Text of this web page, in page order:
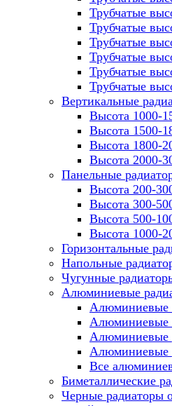
Трубчатые
Трубчатые
Трубчатые
Трубчатые
Трубчатые
Трубчатые
Вертикальные
Высота 1000-
Высота 1500-
Высота 1800-
Высота 2000-
Панельные
Высота 200-
Высота 300-
Высота 500-
Высота 1000-
Горизонтальные
Напольные
Чугунные
Алюминиевые
Алюминиевые
Алюминиевые
Алюминиевые
Алюминиевые
Все
Биметаллические
Черные радиаторы